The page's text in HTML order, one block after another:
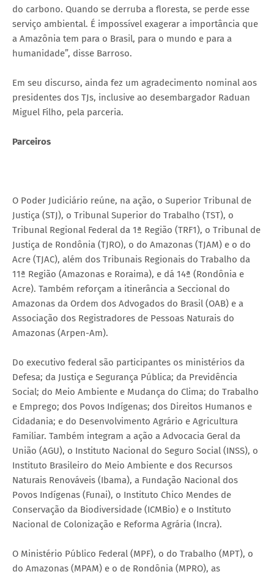
do carbono. Quando se derruba a floresta, se perde esse
serviço ambiental. É impossível exagerar a importância que
a Amazônia tem para o Brasil, para o mundo e para a
humanidade”, disse Barroso.
Em seu discurso, ainda fez um agradecimento nominal aos
presidentes dos TJs, inclusive ao desembargador Raduan
Miguel Filho, pela parceria.
Parceiros
O Poder Judiciário reúne, na ação, o Superior Tribunal de
Justiça (STJ), o Tribunal Superior do Trabalho (TST), o
Tribunal Regional Federal da 1ª Região (TRF1), o Tribunal de
Justiça de Rondônia (TJRO), o do Amazonas (TJAM) e o do
Acre (TJAC), além dos Tribunais Regionais do Trabalho da
11ª Região (Amazonas e Roraima), e dá 14ª (Rondônia e
Acre). Também reforçam a itinerância a Seccional do
Amazonas da Ordem dos Advogados do Brasil (OAB) e a
Associação dos Registradores de Pessoas Naturais do
Amazonas (Arpen-Am).
Do executivo federal são participantes os ministérios da
Defesa; da Justiça e Segurança Pública; da Previdência
Social; do Meio Ambiente e Mudança do Clima; do Trabalho
e Emprego; dos Povos Indígenas; dos Direitos Humanos e
Cidadania; e do Desenvolvimento Agrário e Agricultura
Familiar. Também integram a ação a Advocacia Geral da
União (AGU), o Instituto Nacional do Seguro Social (INSS), o
Instituto Brasileiro do Meio Ambiente e dos Recursos
Naturais Renováveis (Ibama), a Fundação Nacional dos
Povos Indígenas (Funai), o Instituto Chico Mendes de
Conservação da Biodiversidade (ICMBio) e o Instituto
Nacional de Colonização e Reforma Agrária (Incra).
O Ministério Público Federal (MPF), o do Trabalho (MPT), o
do Amazonas (MPAM) e o de Rondônia (MPRO), as